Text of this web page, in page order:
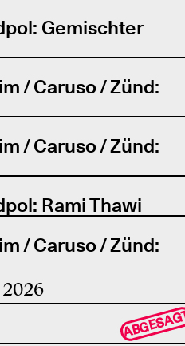
Gemischter
/ Caruso / Zünd:
/ Caruso / Zünd:
Rami Thawi
/ Caruso / Zünd: